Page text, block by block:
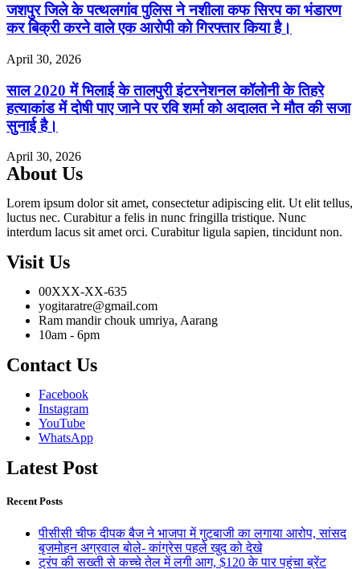
जशपुर जिले के पत्थलगांव पुलिस ने नशीला कफ सिरप का भंडारण
कर बिक्री करने वाले एक आरोपी को गिरफ्तार किया है।
April 30, 2026
साल 2020 में भिलाई के तालपुरी इंटरनेशनल कॉलोनी के तिहरे
हत्याकांड में दोषी पाए जाने पर रवि शर्मा को अदालत ने मौत की सजा
सुनाई है।
April 30, 2026
About Us
Lorem ipsum dolor sit amet, consectetur adipiscing elit. Ut elit tellus,
luctus nec. Curabitur a felis in nunc fringilla tristique. Nunc
interdum lacus sit amet orci. Curabitur ligula sapien, tincidunt non.
Visit Us
00XXX-XX-635
yogitaratre@gmail.com
Ram mandir chouk umriya, Aarang
10am - 6pm
Contact Us
Facebook
Instagram
YouTube
WhatsApp
Latest Post
Recent Posts
पीसीसी चीफ दीपक बैज ने भाजपा में गुटबाजी का लगाया आरोप, सांसद
बृजमोहन अग्रवाल बोले- कांग्रेस पहले खुद को देखे
ट्रंप की सख्ती से कच्चे तेल में लगी आग, $120 के पार पहुंचा ब्रेंट